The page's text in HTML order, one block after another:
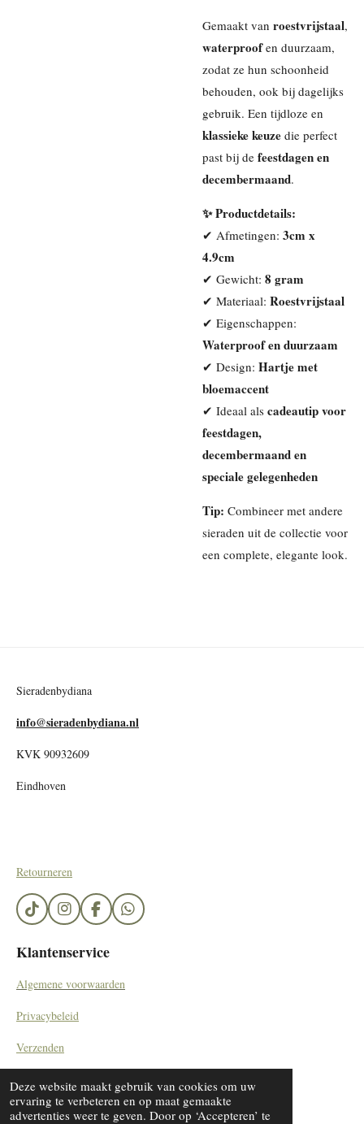
Deze website maakt gebruik van cookies om uw
ervaring te verbeteren en op maat gemaakte
advertenties weer te geven. Door op ‘Accepteren’ te
Gemaakt van roestvrijstaal,
waterproofen duurzaam,
zodat ze hun schoonheid
behouden, ook bij dagelijks
gebruik. Een tijdloze en
klassieke keuze die perfect
past bij de feestdagen en
decembermaand.
✨ Productdetails:
✔ Afmetingen: 3cm x
4.9cm
✔ Gewicht: 8 gram
✔ Materiaal: Roestvrijstaal
✔ Eigenschappen:
Waterproof en duurzaam
✔ Design: Hartje met
bloemaccent
✔ Ideaal als cadeautip voor
feestdagen,
decembermaand en
speciale gelegenheden
Tip: Combineer met andere
sieraden uit de collectie voor
een complete, elegante look.
Sieradenbydiana
info@sieradenbydiana.nl
KVK 90932609
Eindhoven
Retourneren
T
i
T
k
I
n
t
g
a
F
a
c
e
o
W
h
Klantenservice
Algemene voorwaarden
Privacybeleid
Verzenden
© 2023 - 2024 SieradenByDiana/ by Kemerinkdesign